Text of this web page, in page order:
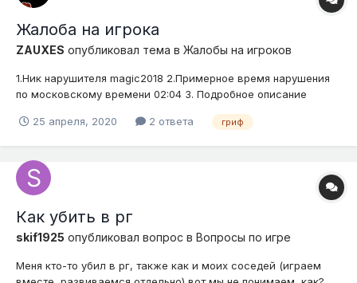
Жалоба на игрока
ZAUXES опубликовал тема в Жалобы на игроков
1.Ник нарушителя magic2018 2.Примерное время нарушения
по московскому времени 02:04 3. Подробное описание
помочь с виноградом в итоге пока я был занят обчистил все
свидетелем когда...
25 апреля, 2020 2 ответа гриф
Как убить в рг
skif1925 опубликовал вопрос в Вопросы по игре
Меня кто-то убил в рг, также как и моих соседей (играем